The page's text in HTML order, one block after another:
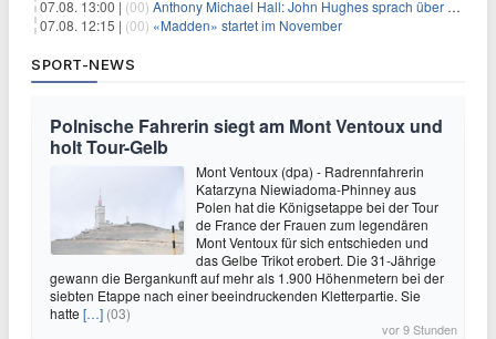
07.08. 13:00 | (00) Anthony Michael Hall: John Hughes sprach über eine Fortsetzung von 'The Breakfast Club'
07.08. 12:15 | (00) «Madden» startet im November
SPORT-NEWS
Polnische Fahrerin siegt am Mont Ventoux und
holt Tour-Gelb
Mont Ventoux (dpa) - Radrennfahrerin
Katarzyna Niewiadoma-Phinney aus
Polen hat die Königsetappe bei der Tour
de France der Frauen zum legendären
Mont Ventoux für sich entschieden und
das Gelbe Trikot erobert. Die 31-Jährige
gewann die Bergankunft auf mehr als 1.900 Höhenmetern bei der
siebten Etappe nach einer beeindruckenden Kletterpartie. Sie
hatte […] (03)
vor 9 Stunden